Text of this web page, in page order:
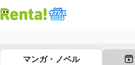
マンガ・ノベル